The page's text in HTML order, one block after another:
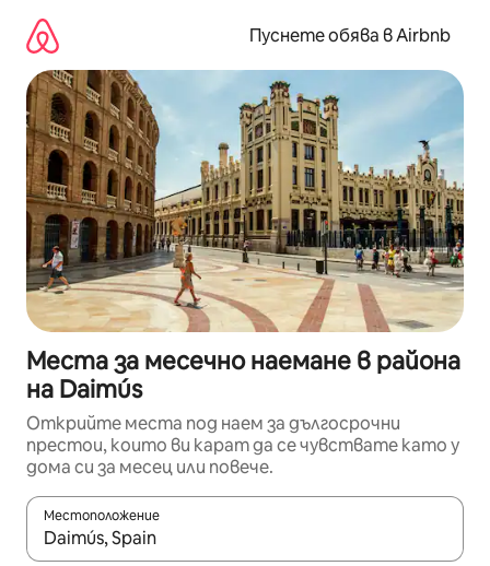
съдържанието
Пуснете обява в Airbnb
Места за месечно наемане в района
на Daimús
Открийте места под наем за дългосрочни
престои, които ви карат да се чувствате като у
дома си за месец или повече.
Местоположение
Когато резултатите се покажат, използвайте